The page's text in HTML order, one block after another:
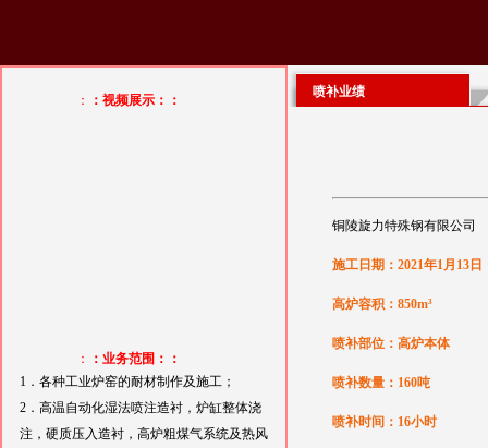
： ：视频展示：：
：
：业务范围：：
1．各种工业炉窑的耐材制作及施工；
2．高温自动化湿法喷注造衬，炉缸整体浇
注，硬质压入造衬，高炉粗煤气系统及热风
喷补业绩
铜陵旋力特殊钢有限公司
施工日期：2021年1月13日
高炉容积：850m³
喷补部位：高炉本体
喷补数量：160吨
喷补时间：16小时